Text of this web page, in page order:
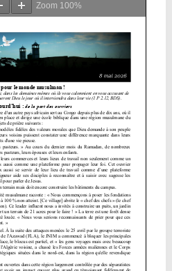
Zoom 100%